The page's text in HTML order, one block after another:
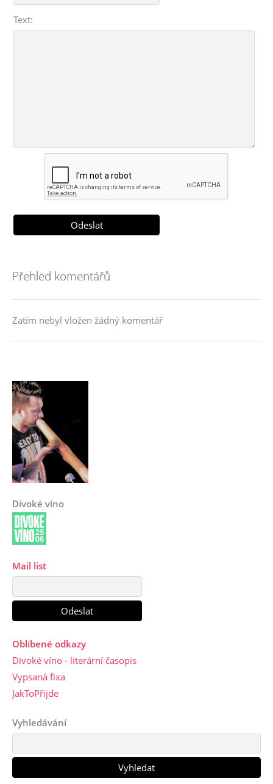
Text:
Přehled komentářů
Zatím nebyl vložen žádný komentář
Divoké víno
Mail list
Oblíbené odkazy
Divoké víno - literární časopis
Vypsaná fixa
JakToPřijde
Vyhledávání